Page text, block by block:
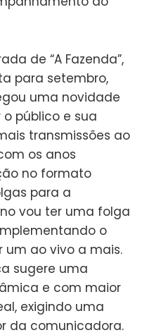
de “A Fazenda”,
para setembro,
uma novidade
público e sua
transmissões ao
os anos
no formato
para a
vou ter uma folga
o
um ao vivo a mais.
sugere uma
e com maior
exigindo uma
da comunicadora.